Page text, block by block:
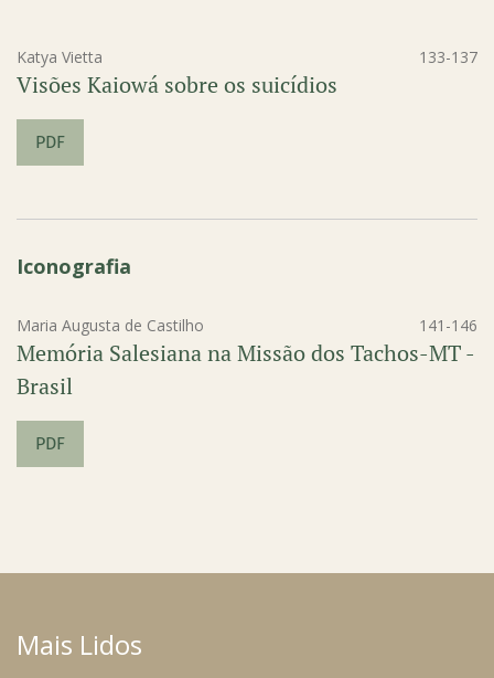
Katya Vietta 133-137
Visões Kaiowá sobre os suicídios
PDF
Iconografia
Maria Augusta de Castilho 141-146
Memória Salesiana na Missão dos Tachos-MT -
Brasil
PDF
Mais Lidos